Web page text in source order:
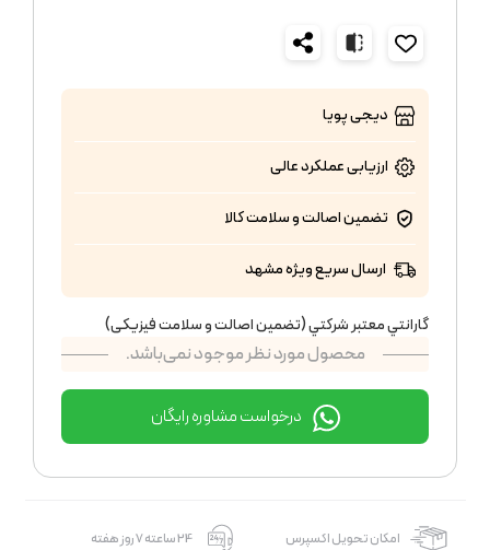
دیجی پویا
ارزیابی عملکردعالی
تضمین اصالت و سلامت کالا
ارسال سریع ویژه مشهد
گارانتي معتبر شركتي (تضمين اصالت و سلامت فیزیکی)
محصول مورد نظر موجود نمی‌باشد.
درخواست مشاوره رایگان
امکان تحویل اکسپرس 24 ساعته 7 روز هفته